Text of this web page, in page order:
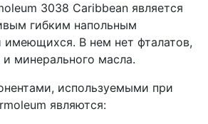
3038 Caribbean является
гибким напольным
В нем нет фталатов,
минерального масла.
используемыми при
являются: